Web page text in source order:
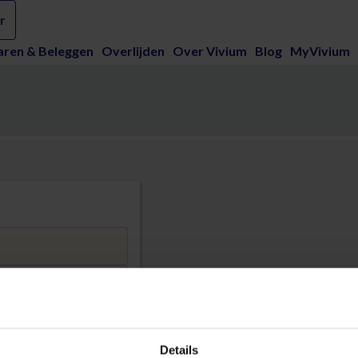
Details
& Beleggen Overlijden Over Vivium Blog MyVivium